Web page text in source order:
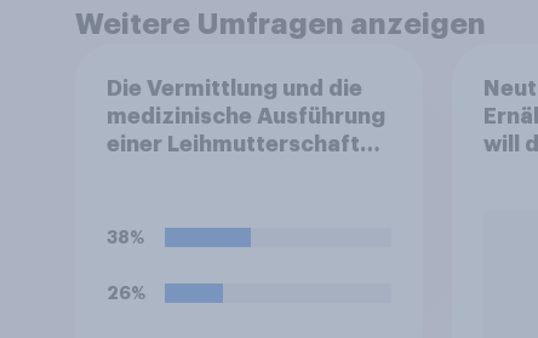
Weitere Umfragen anzeigen
Die Vermittlung und die
medizinische Ausführung
einer Leihmutterschaft
anderen Ländern
zu diesem Verbot?
38%
26%
will